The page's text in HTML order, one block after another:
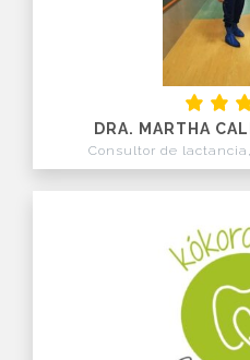
DRA. MARTHA
Consultor de